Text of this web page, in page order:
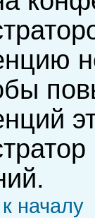
началу